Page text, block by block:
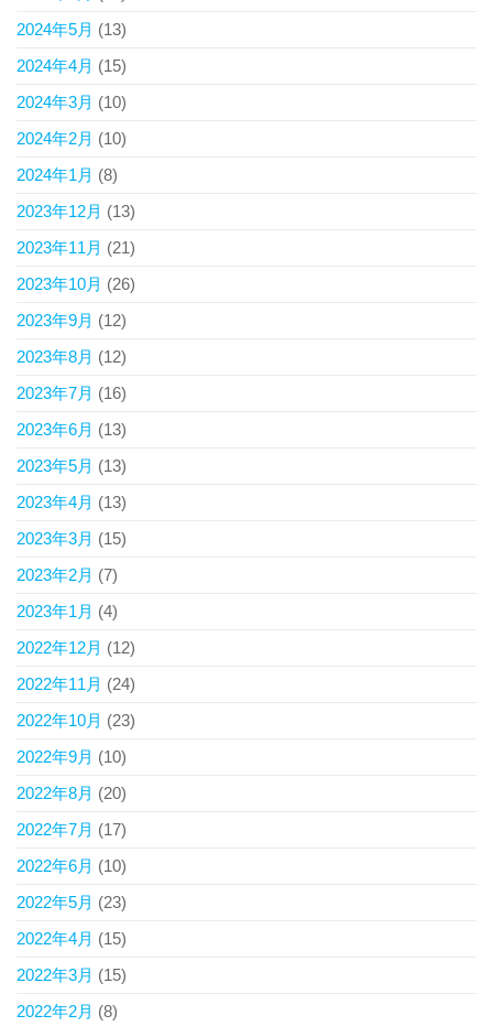
2024年5月 (13)
2024年4月 (15)
2024年3月 (10)
2024年2月 (10)
2024年1月 (8)
2023年12月 (13)
2023年11月 (21)
2023年10月 (26)
2023年9月 (12)
2023年8月 (12)
2023年7月 (16)
2023年6月 (13)
2023年5月 (13)
2023年4月 (13)
2023年3月 (15)
2023年2月 (7)
2023年1月 (4)
2022年12月 (12)
2022年11月 (24)
2022年10月 (23)
2022年9月 (10)
2022年8月 (20)
2022年7月 (17)
2022年6月 (10)
2022年5月 (23)
2022年4月 (15)
2022年3月 (15)
2022年2月 (8)